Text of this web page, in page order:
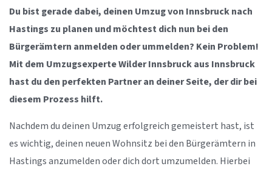
Du bist gerade dabei, deinen Umzug von Innsbruck nach
Hastings zu planen und möchtest dich nun bei den
Bürgerämtern anmelden oder ummelden? Kein Problem!
Mit dem Umzugsexperte Wilder Innsbruck aus Innsbruck
hast du den perfekten Partner an deiner Seite, der dir bei
diesem Prozess hilft.
Nachdem du deinen Umzug erfolgreich gemeistert hast, ist
es wichtig, deinen neuen Wohnsitz bei den Bürgerämtern in
Hastings anzumelden oder dich dort umzumelden. Hierbei